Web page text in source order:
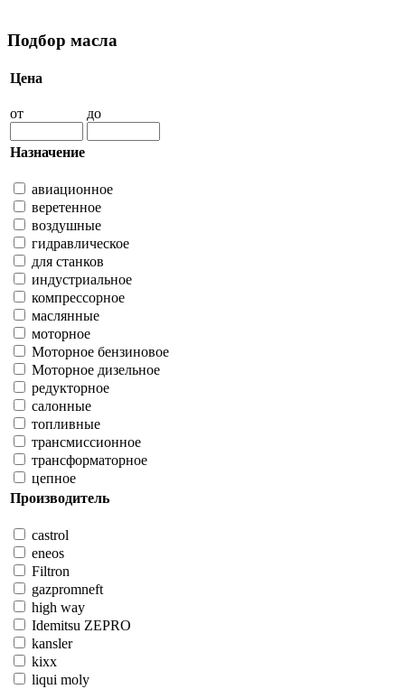
Подбор масла
Цена
от до
Назначение
авиационное
веретенное
воздушные
гидравлическое
для станков
индустриальное
компрессорное
маслянные
моторное
Моторное бензиновое
Моторное дизельное
редукторное
салонные
топливные
трансмиссионное
трансформаторное
цепное
Производитель
castrol
eneos
Filtron
gazpromneft
high way
Idemitsu ZEPRO
kansler
kixx
liqui moly